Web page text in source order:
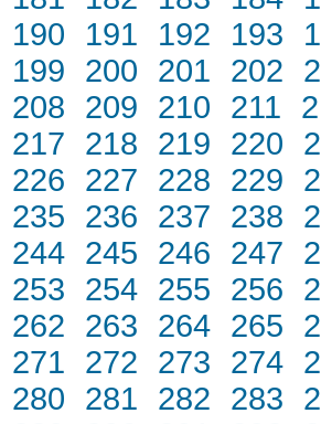
190
191 192 193
199
200 201 202
208
209 210 211
217
218 219 220
226
227 228 229
235
236 237 238
244 245 246 247
253
254 255 256
262
263 264 265
271
272 273 274
280
281 282 283